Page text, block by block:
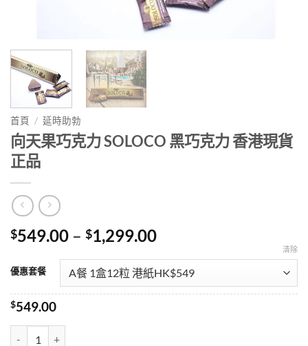
首頁 / 延時助勃
向天果巧克力 SOLOCO 黑巧克力 香港現貨
正品
$549.00 – $1,299.00Price
$549.00
through
$1,299.00
優惠套餐
清除
$549.00